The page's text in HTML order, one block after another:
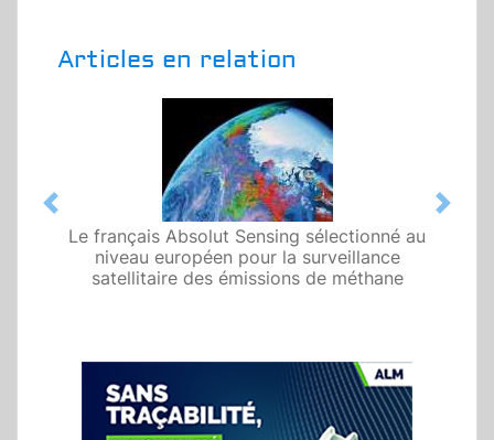
Articles en relation
Le français Absolut Sensing sélectionné au
niveau européen pour la surveillance
satellitaire des émissions de méthane
Previous Next